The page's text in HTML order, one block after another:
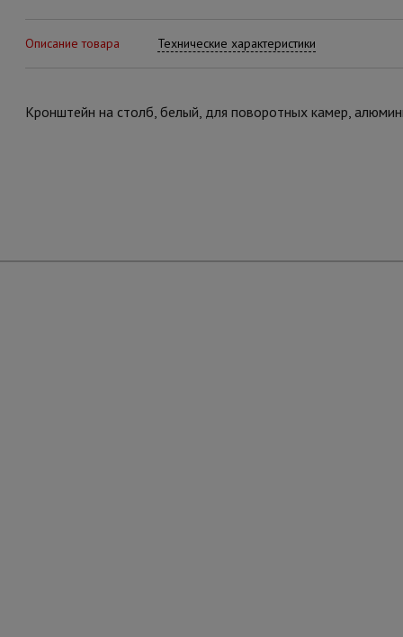
Описание товара Технические характеристики
Кронштейн на столб, белый, для поворотных камер,